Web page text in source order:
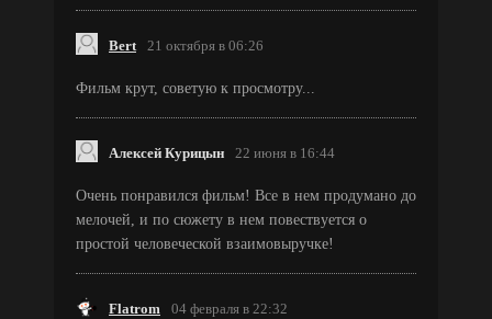
Bert 21 октября в 06:26
Фильм крут, советую к просмотру...
Алексей Курицын 22 июня в 16:44
Очень понравился фильм! Все в нем продумано до
мелочей, и по сюжету в нем повествуется о
простой человеческой взаимовыручке!
Flatrom 04 февраля в 22:32